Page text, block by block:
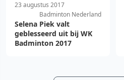
23 augustus 2017
Badminton Nederland
Selena Piek valt
geblesseerd uit bij WK
Badminton 2017